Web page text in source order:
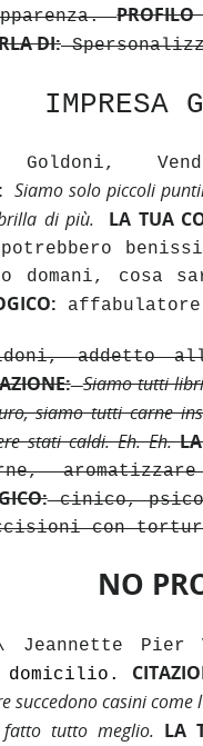
PROFILO
DI:
IMPRESA
Goldoni,
Siamo solo piccoli
di più. LA TUA
potrebbero
cosa
addetto
Siamo tutti
siamo tutti carne
stati caldi. Eh. Eh.
cinico,
con
NO
Pier
domicilio.
casini come
tutto meglio. LA